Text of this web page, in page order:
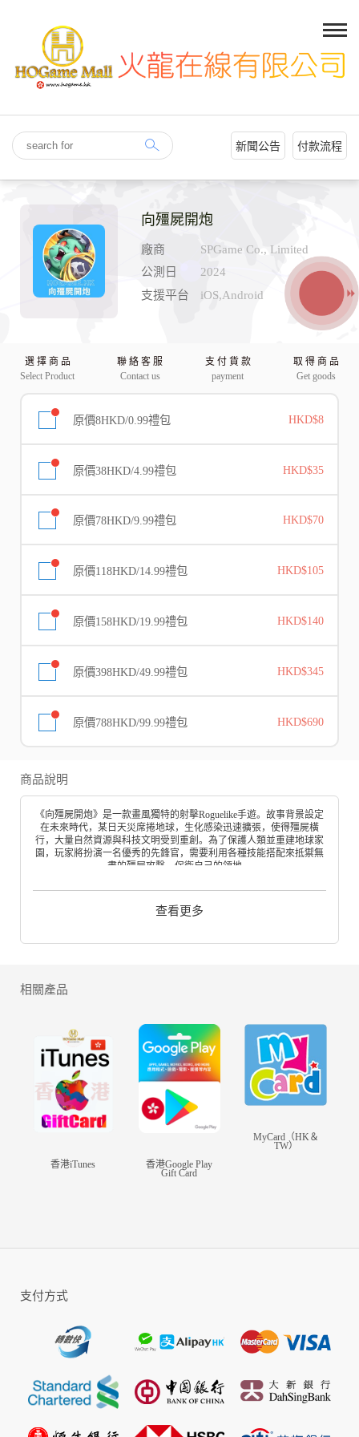
新聞公告 付款流程
向殭屍開炮
廠商
SPGame Co., Limited
公測日
2024
支援平台
iOS,Android
選 擇 商 品
Select Product
聯 絡 客 服
Contact us
支 付 貨 款
payment
取 得 商 品
Get goods
原價8HKD/0.99禮包 HKD$8
原價38HKD/4.99禮包 HKD$35
原價78HKD/9.99禮包 HKD$70
原價118HKD/14.99禮包 HKD$105
原價158HKD/19.99禮包 HKD$140
原價398HKD/49.99禮包 HKD$345
原價788HKD/99.99禮包 HKD$690
商品說明
《向殭屍開炮》是一款畫風獨特的射擊Roguelike手遊。故事背景設定
在未來時代，某日天災席捲地球，生化感染迅速擴張，使得殭屍橫
行，大量自然資源與科技文明受到重創。為了保護人類並重建地球家
園，玩家將扮演一名優秀的先鋒官，需要利用各種技能搭配來抵禦無
盡的殭屍攻擊，保衛自己的領地。
【遊戲特色】
炮火肆虐割草
是時候展現您炮火的真正威力了！每一次炮擊，都將讓成群的敵人應
色！
專屬定制外形
從風騷的外形到霸氣的槍械，精心打造您的專屬形象，成為萬眾矚目
大英雄！
輕鬆休閒暢玩
單手操作毫不費力，簡單點擊見證角色成長，橫掃千軍，輕鬆暢享遊
並肩共克強敵
其他玩家組隊合作，共克強敵，或是與全世界玩家一較高下，贏取獎
查看更多
相關產品
香港iTunes 香港Google Play
Gift Card
MyCard（HK＆
TW）
支付方式